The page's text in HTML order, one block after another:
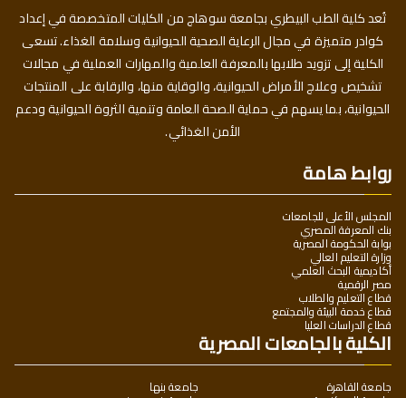
تُعد كلية الطب البيطري بجامعة سوهاج من الكليات المتخصصة في إعداد
كوادر متميزة في مجال الرعاية الصحية الحيوانية وسلامة الغذاء. تسعى
الكلية إلى تزويد طلابها بالمعرفة العلمية والمهارات العملية في مجالات
تشخيص وعلاج الأمراض الحيوانية، والوقاية منها، والرقابة على المنتجات
الحيوانية، بما يسهم في حماية الصحة العامة وتنمية الثروة الحيوانية ودعم
الأمن الغذائي.
روابط هامة
المجلس الأعلى للجامعات
بنك المعرفة المصري
بوابة الحكومة المصرية
وزارة التعليم العالي
أكاديمية البحث العلمي
مصر الرقمية
قطاع التعليم والطلاب
قطاع خدمة البيئة والمجتمع
قطاع الدراسات العليا
الكلية بالجامعات المصرية
جامعة القاهرة جامعة بنها